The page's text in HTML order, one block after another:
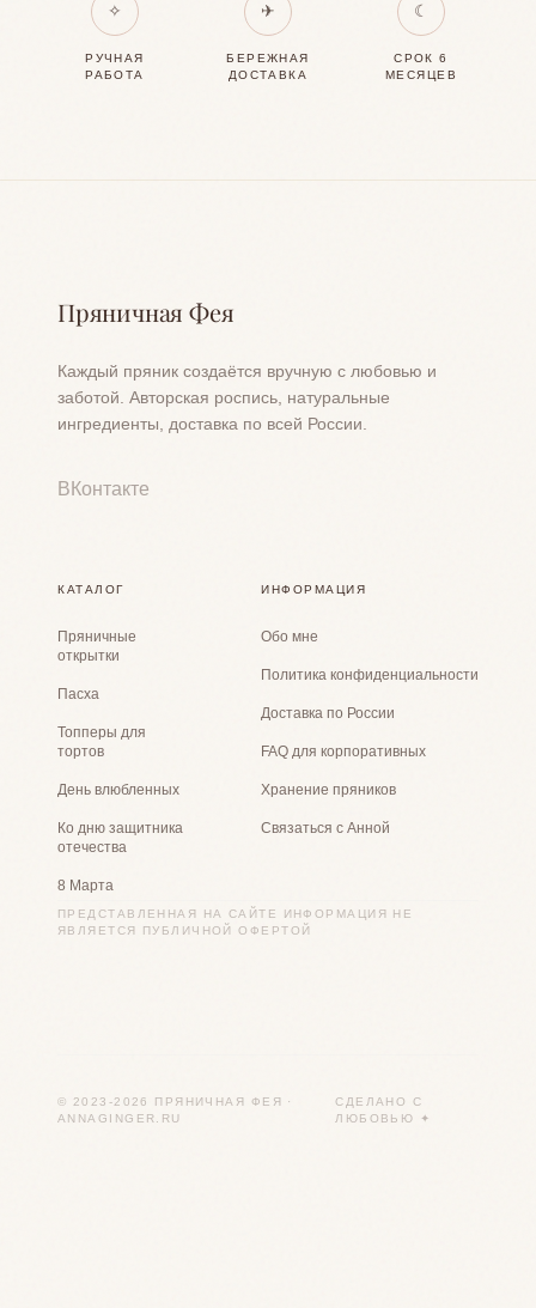
✧
РУЧНАЯ
РАБОТА
✈
БЕРЕЖНАЯ
ДОСТАВКА
☾
СРОК 6
МЕСЯЦЕВ
Пряничная Фея
Каждый пряник создаётся вручную с любовью и
заботой. Авторская роспись, натуральные
ингредиенты, доставка по всей России.
ВКонтакте
КАТАЛОГ
Пряничные
открытки
Пасха
Топперы для
тортов
День влюбленных
Ко дню защитника
отечества
8 Марта
ИНФОРМАЦИЯ
Обо мне
Политика конфиденциальности
Доставка по России
FAQ для корпоративных
Хранение пряников
Связаться с Анной
ПРЕДСТАВЛЕННАЯ НА САЙТЕ ИНФОРМАЦИЯ НЕ
ЯВЛЯЕТСЯ ПУБЛИЧНОЙ ОФЕРТОЙ
© 2023-2026 ПРЯНИЧНАЯ ФЕЯ ·
ANNAGINGER.RU
СДЕЛАНО С
ЛЮБОВЬЮ ✦